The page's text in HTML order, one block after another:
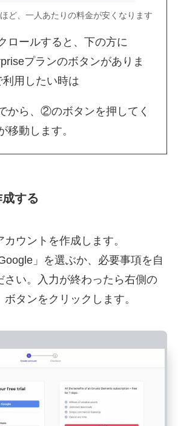
ど、一人あたりの料金が安くなります
ロールすると、下の方に
プランのボタンがありま
用したい時は
から、②のボタンを押してく
移動します。
する
ウントを作成します。
」を選ぶか、必要事項を自
さい。入力が終わったら右側の
タンをクリックします。